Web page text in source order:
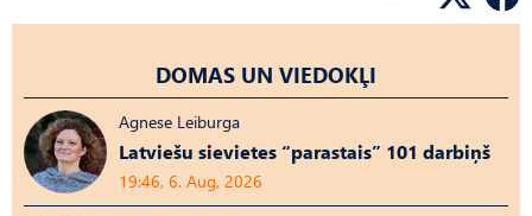
DOMAS UN VIEDOKĻI
Agnese Leiburga
Latviešu sievietes “parastais” 101 darbiņš
19:46, 6. Aug, 2026